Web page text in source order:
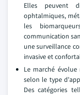
Elles peuvent
ophtalmiques,
les
communication
une surveillance
invasive et
Le marché évolue
selon le type
Des catégories